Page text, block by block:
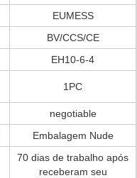
EUMESS
BV/CCS/CE
EH10-6-4
1PC
negotiable
Embalagem Nude
70 dias de trabalho após
receberam seu